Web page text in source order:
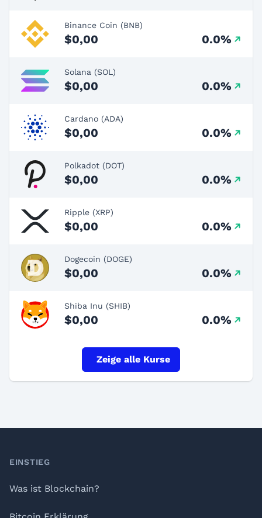
Binance Coin (BNB)
$0,00 0.0%
Solana (SOL)
$0,00 0.0%
Cardano (ADA)
$0,00 0.0%
Polkadot (DOT)
$0,00 0.0%
Ripple (XRP)
$0,00 0.0%
Dogecoin (DOGE)
$0,00 0.0%
Shiba Inu (SHIB)
$0,00 0.0%
Zeige alle Kurse
Footer
EINSTIEG
Was ist Blockchain?